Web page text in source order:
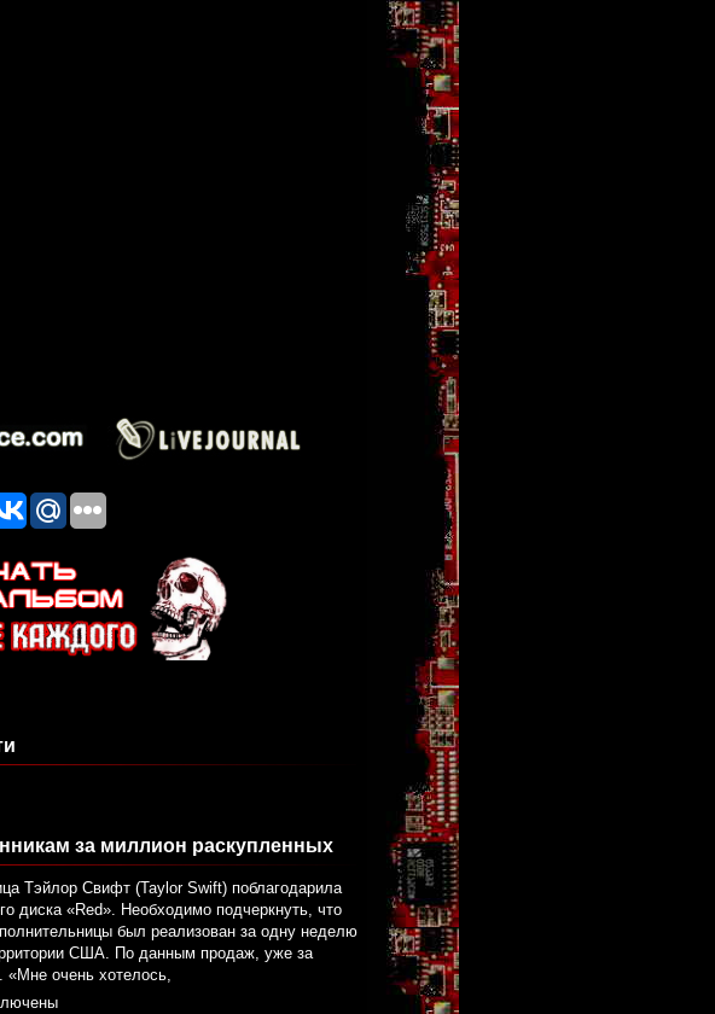
за миллион раскупленных
Тэйлор Свифт (Taylor Swift) поблагодарила
диска «Red». Необходимо подчеркнуть, что
был реализован за одну неделю
США. По данным продаж, уже за
«Мне очень хотелось,